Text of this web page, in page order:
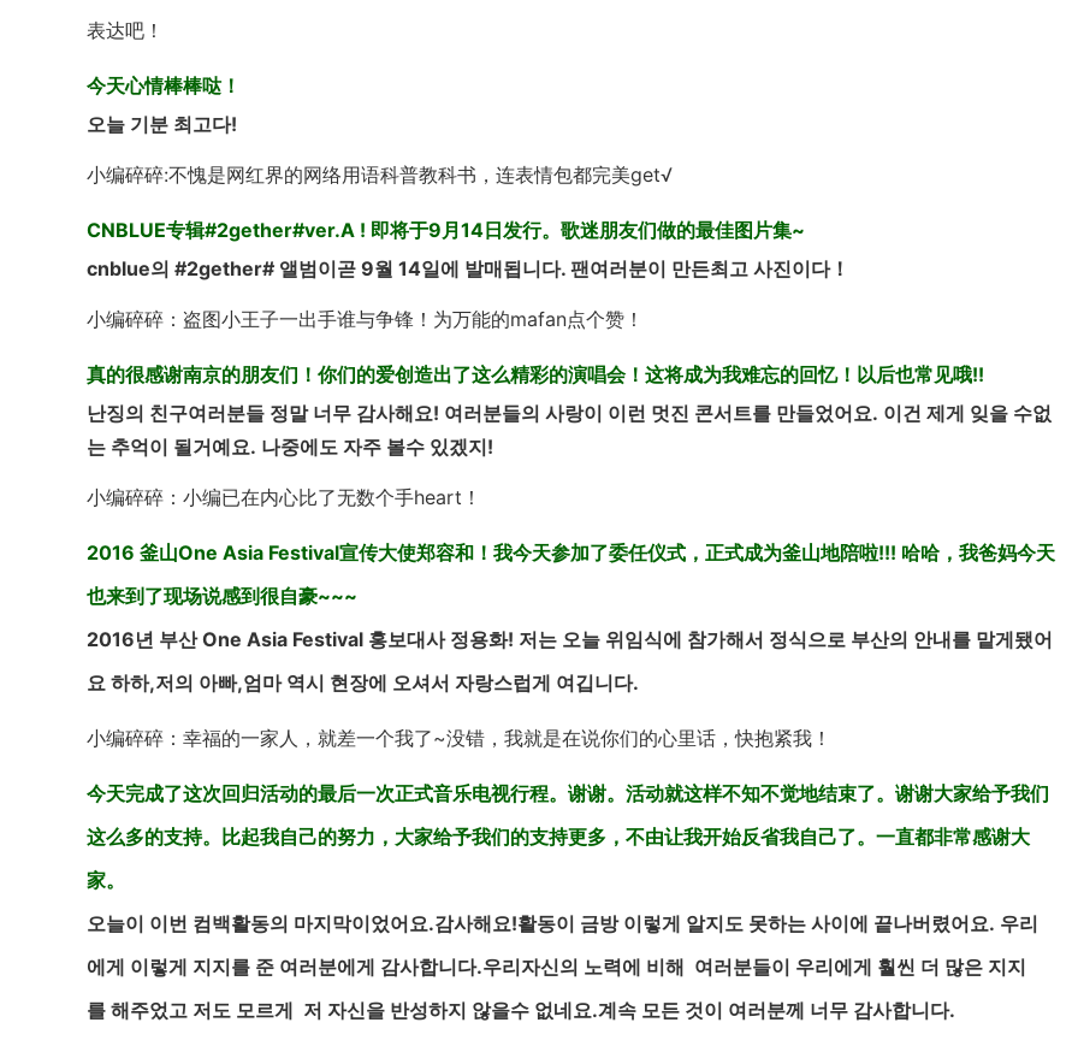
表达吧！
今天心情棒棒哒！
오늘 기분 최고다!
小编碎碎:不愧是网红界的网络用语科普教科书，连表情包都完美get√
CNBLUE专辑#2gether#ver.A ! 即将于9月14日发行。歌迷朋友们做的最佳图片集~
cnblue의 #2gether# 앨범이곧 9월 14일에 발매됩니다. 팬여러분이 만든최고 사진이다！
小编碎碎：盗图小王子一出手谁与争锋！为万能的mafan点个赞！
真的很感谢南京的朋友们！你们的爱创造出了这么精彩的演唱会！这将成为我难忘的回忆！以后也常见哦!!
난징의 친구여러분들 정말 너무 감사해요! 여러분들의 사랑이 이런 멋진 콘서트를 만들었어요. 이건 제게 잊을 수없
는 추억이 될거예요. 나중에도 자주 볼수 있겠지!
小编碎碎：小编已在内心比了无数个手heart！
2016 釜山One Asia Festival宣传大使郑容和！我今天参加了委任仪式，正式成为釜山地陪啦!!! 哈哈，我爸妈今天
也来到了现场说感到很自豪~~~
2016년 부산 One Asia Festival 홍보대사 정용화! 저는 오늘 위임식에 참가해서 정식으로 부산의 안내를 맡게됐어
요 하하,저의 아빠,엄마 역시 현장에 오셔서 자랑스럽게 여깁니다.
小编碎碎：幸福的一家人，就差一个我了~没错，我就是在说你们的心里话，快抱紧我！
今天完成了这次回归活动的最后一次正式音乐电视行程。谢谢。活动就这样不知不觉地结束了。谢谢大家给予我们
这么多的支持。比起我自己的努力，大家给予我们的支持更多，不由让我开始反省我自己了。一直都非常感谢大
家。
오늘이 이번 컴백활동의 마지막이었어요.감사해요!활동이 금방 이렇게 알지도 못하는 사이에 끝나버렸어요. 우리
에게 이렇게 지지를 준 여러분에게 감사합니다.우리자신의 노력에 비해 여러분들이 우리에게 훨씬 더 많은 지지
를 해주었고 저도 모르게 저 자신을 반성하지 않을수 없네요.계속 모든 것이 여러분께 너무 감사합니다.